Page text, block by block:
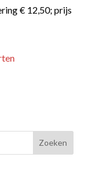
€ 12,50; prijs